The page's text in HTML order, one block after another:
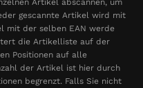
gescannte Artikel wird mit
mit der selben EAN werde
die Artikelliste auf der
Positionen auf alle
der Artikel ist hier durch
begrenzt. Falls Sie nicht